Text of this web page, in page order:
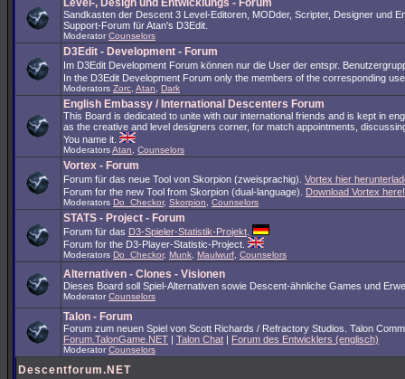
Level-, Design und Entwicklungs - Forum
Sandkasten der Descent 3 Level-Editoren, MODder, Scripter, Designer und
Support-Forum für Atan's D3Edit.
Moderator Counselors
D3Edit - Development - Forum
Im D3Edit Development Forum können nur die User der entspr.
In the D3Edit Development Forum only the members of the corresponding
Moderators Zorc Atan Dark
English Embassy / International Descenters Forum
This Board is dedicated to unite with our international friends and is kept in
as the creative and level designers corner, for match appointments,
You name it.
ModeratorsAtan Counselors
Vortex - Forum
Forum für das neue Tool von Skorpion (zweisprachig). Vortex hier
Forum for the new Tool from Skorpion (dual-language). Download Vortex here!
Moderators Do_Checkor, Skorpion Counselors
STATS - Project - Forum
Forum für das D3-Spieler-Statistik-Projekt
Forum for the D3-Player-Statistic-Project.
Moderators Do_Checkor, Munk Maulwurf Counselors
Alternativen - Clones - Visionen
Dieses Board soll Spiel-Alternativen sowie Descent-ähnliche Games und
Moderator Counselors
Talon - Forum
Forum zum neuen Spiel von Scott Richards / Refractory Studios. Talon
Forum.TalonGame.NET | Talon Chat | Forum des Entwicklers (englisch)
Moderator Counselors
Descentforum.NET